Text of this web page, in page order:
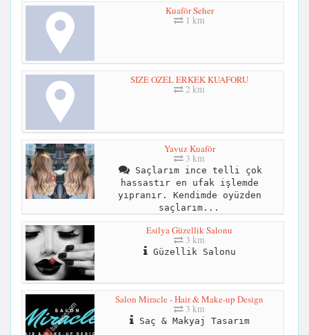
Kuaför Seher
1 km
SIZE OZEL ERKEK KUAFORU
2 km
Yavuz Kuaför
3 km
Saçlarım ince telli çok
hassastır en ufak işlemde
yıpranır. Kendimde oyüzden
saçlarım...
Esilya Güzellik Salonu
3 km
Güzellik Salonu
Salon Miracle - Hair & Make-up Design
3 km
Saç & Makyaj Tasarım